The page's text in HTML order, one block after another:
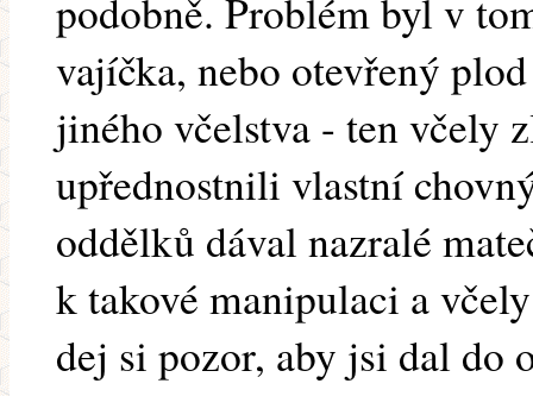
podobně. Problém byl v
vajíčka, nebo otevřený
jiného včelstva - ten včely
upřednostnili vlastní
oddělků dával nazralé
k takové manipulaci a
dej si pozor, aby jsi dal do